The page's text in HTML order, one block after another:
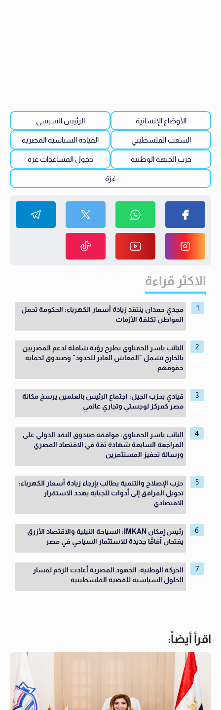
الأوضاع الإنسانية الرئيس السيسي
الشعب الفلسطيني القيادة السياسية المصرية
حزب الجبهة الوطنية دخول المساعدات غزة
غزة
الاكثر قراءة
مجدي حمدان ينتقد زيادة أسعار الكهرباء: الحكومة تحمل
المواطن تكلفة الأزمات
النائب ياسر الحفناوي يطرح رؤية شاملة لدعم المصريين
بالخارج تشمل "المعاش العابر للحدود" وصندوق لحماية
حقوقهم
قيادي بحزب الجيل: اجتماع الرئيس بالعلمين يرسخ مكانة
مصر كمركز لوجستي وتجاري عالمي
النائب ياسر الحفناوي: موافقة صندوق النقد الدولي على
المراجعة السابعة شهادة ثقة في الاقتصاد المصري
ورسالة تحفيز المستثمرين
حزب الإصلاح والتنمية يطالب بإرجاء زيادة أسعار الكهرباء:
تحويل المرافق إلى أدوات للجباية يهدد الاستقرار
الاقتصادي
رئيس إمكان IMKAN: السياحة النيلية والاقتصاد الأزرق
يفتحان آفاقًا جديدة للاستثمار السياحي في مصر
الحركة الوطنية: الجهود المصرية أعادت الزخم لمسار
الحلول السياسية للقضية الفلسطينية
اقرأ أيضاً: